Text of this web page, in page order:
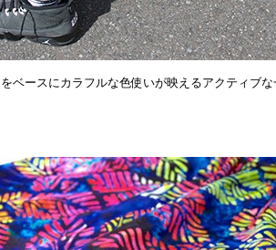
ベースにカラフルな色使いが映えるアクティブ